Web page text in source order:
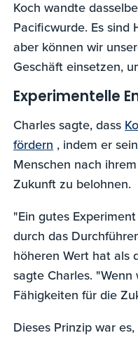
Koch wandte
Pacificwurde. Es sind
aber können wir
Geschäft einsetzen,
Experimentelle
Charles sagte, dass
fördern , indem er
Menschen nach
Zukunft zu belohnen.
"Ein gutes
durch das
höheren Wert hat als
sagte Charles.
Fähigkeiten für die
Dieses Prinzip war